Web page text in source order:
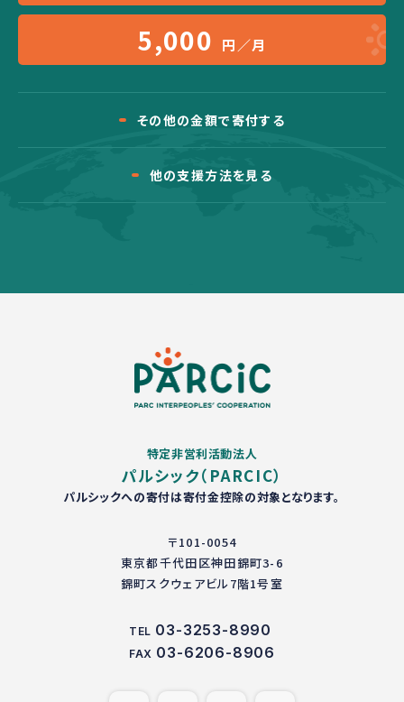
5,000 円／月
その他の金額で寄付する
他の支援方法を見る
特定非営利活動法人
パルシック（PARCIC）
パルシックへの寄付は寄付金控除の対象となります。
〒101-0054
東京都千代田区神田錦町3-6
錦町スクウェアビル7階1号室
TEL 03-3253-8990
FAX 03-6206-8906